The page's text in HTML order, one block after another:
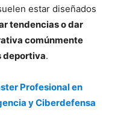
estar diseñados
tendencias o dar
comúnmente
deportiva.
Profesional en
y Ciberdefensa